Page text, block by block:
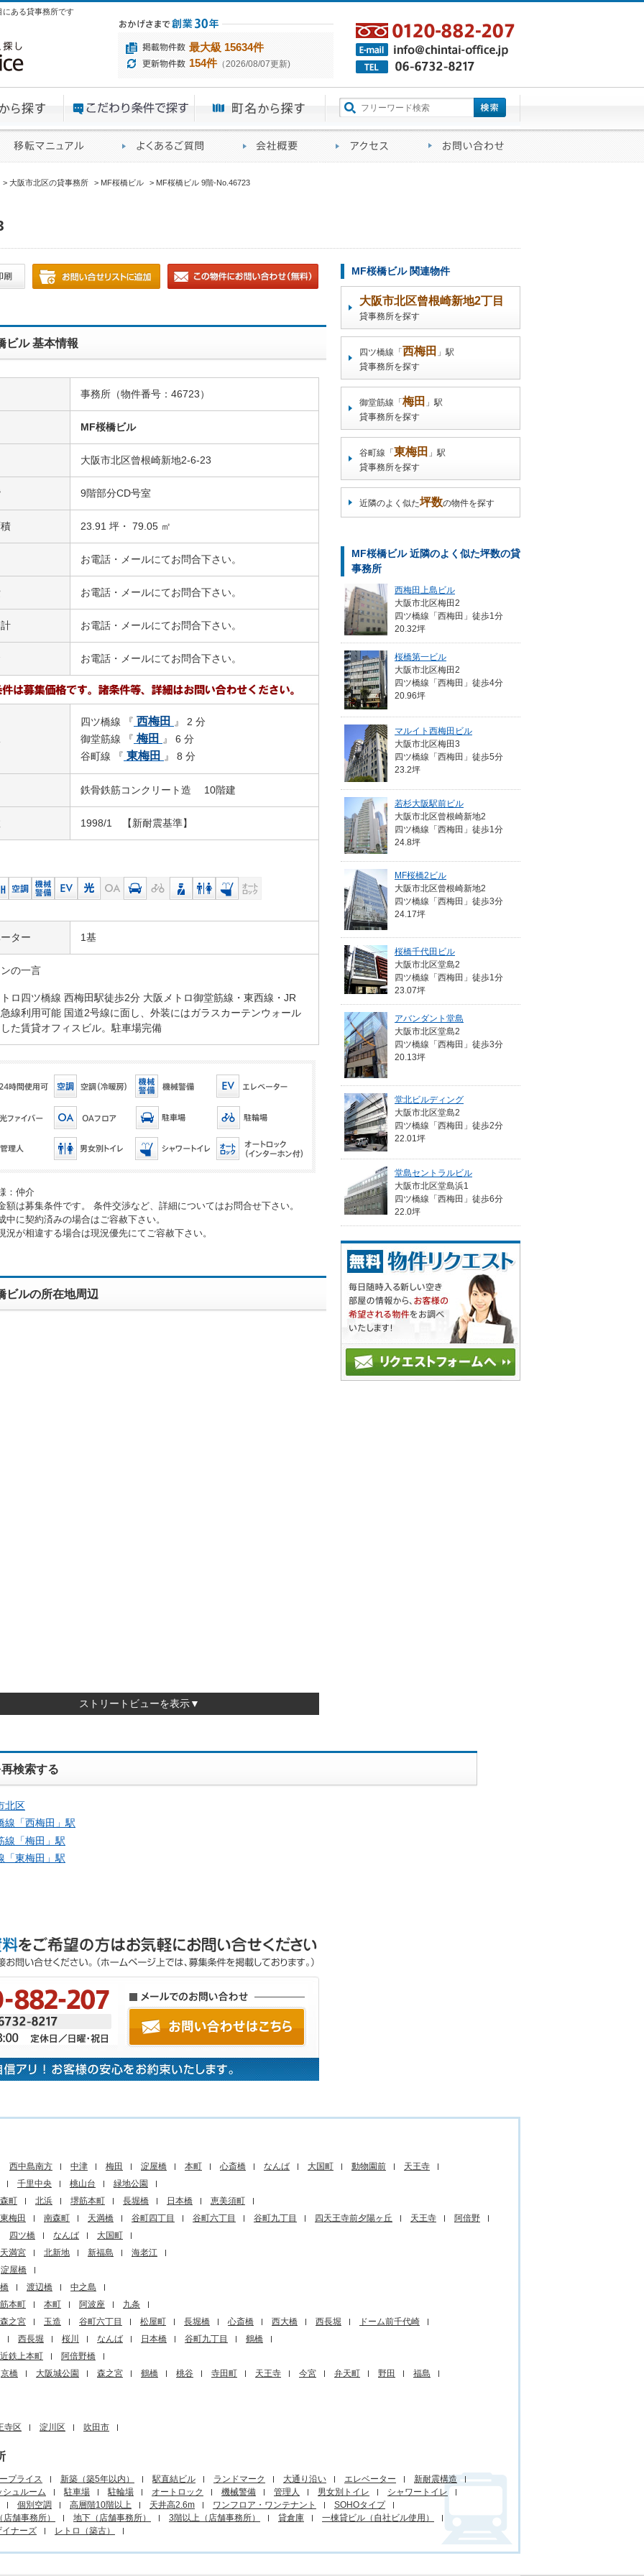
にある貸事務所です
最大級 15634件
154件（2026/08/07更新)
大阪市北区の貸事務所 MF桜橋ビル MF桜橋ビル 9階-No.46723
ビル 基本情報
事務所（物件番号：46723）
MF桜橋ビル
大阪市北区曾根崎新地2-6-23
9階部分CD号室
23.91 坪・ 79.05 ㎡
お電話・メールにてお問合下さい。
お電話・メールにてお問合下さい。
お電話・メールにてお問合下さい。
お電話・メールにてお問合下さい。
四ツ橋線 『 西梅田
』 2 分
御堂筋線 『 梅田
』 6 分
谷町線 『 東梅田 』 8 分
鉄骨鉄筋コンクリート造 10階建
1998/1 【新耐震基準】
ター 1基
の一言
ロ四ツ橋線 西梅田駅徒歩2分 大阪メトロ御堂筋線・東西線・JR
線利用可能 国道2号線に面し、外装にはガラスカーテンウォール
た賃貸オフィスビル。駐車場完備
：仲介
は募集条件です。 条件交渉など、詳細についてはお問合せ下さい。
に契約済みの場合はご容赦下さい。
が相違する場合は現況優先にてご容赦下さい。
ビルの所在地周辺
ストリートビューを表示▼
検索する
北区
線「西梅田 」駅
線「梅田 」駅
「東梅田 」駅
MF桜橋ビル 関連物件
大阪市北区曾根崎新地2丁目
貸事務所を探す
四ツ橋線「 西梅田 」駅
貸事務所を探す
御堂筋線「 梅田 」駅
貸事務所を探す
谷町線「 東梅田 」駅
貸事務所を探す
近隣のよく似た坪数の物件を探す
MF桜橋ビル 近隣のよく似た坪数の貸
事務所
西梅田上島ビル
大阪市北区梅田2
四ツ橋線「西梅田」徒歩1分
20.32坪
桜橋第一ビル
大阪市北区梅田2
四ツ橋線「西梅田」徒歩4分
20.96坪
マルイト西梅田ビル
大阪市北区梅田3
四ツ橋線「西梅田」徒歩5分
23.2坪
若杉大阪駅前ビル
大阪市北区曾根崎新地2
四ツ橋線「西梅田」徒歩1分
24.8坪
MF桜橋2ビル
大阪市北区曾根崎新地2
四ツ橋線「西梅田」徒歩3分
24.17坪
桜橋千代田ビル
大阪市北区堂島2
四ツ橋線「西梅田」徒歩1分
23.07坪
アバンダント堂島
大阪市北区堂島2
四ツ橋線「西梅田」徒歩3分
20.13坪
堂北ビルディング
大阪市北区堂島2
四ツ橋線「西梅田」徒歩2分
22.01坪
堂島セントラルビル
大阪市北区堂島浜1
四ツ橋線「西梅田」徒歩6分
22.0坪
西中島南方 中津 梅田 淀屋橋 本町 心斎橋 なんば 大国町 動物園前
天王寺
千里中央
桃山台
緑地公園
町
北浜 堺筋本町 長堀橋 日本橋
恵美須町
東梅田
南森町 天満橋 谷町四丁目 谷町六丁目 谷町九丁目 四天王寺前夕陽ヶ丘 天王寺
阿倍野
四ツ橋
なんば
大国町
満宮
北新地 新福島
海老江
淀屋橋
渡辺橋
中之島
本町
本町 阿波座
九条
森之宮
玉造 谷町六丁目 松屋町 長堀橋 心斎橋 西大橋 西長堀
ドーム前千代崎
西長堀
桜川 なんば 日本橋 谷町九丁目
鶴橋
近鉄上本町
阿倍野橋
京橋
大阪城公園 森之宮 鶴橋 桃谷 寺田町 天王寺 今宮 弁天町 野田 福島
寺区 淀川区 吹田市
プライス 新築（築5年以内） 駅直結ビル ランドマーク 大通り沿い エレベーター
新耐震構造
シュルーム
駐車場 駐輪場 オートロック 機械警備 管理人 男女別トイレ
シャワートイレ
個別空調
高層階10階以上 天井高2.6m ワンフロア・ワンテナント
SOHOタイプ
店舗事務所）
地下（店舗事務所） 3階以上（店舗事務所） 貸倉庫
一棟貸ビル（自社ビル使用）
イナーズ
レトロ（築古）